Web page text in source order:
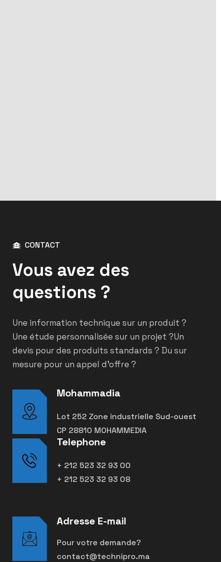
CONTACT
Vous avez des
questions ?
Une information technique sur un produit ?
Une étude personnalisée sur un projet ?Un
devis pour des produits standards ? Du sur
mesure pour un appel d’offre ?
Mohammadia
Lot 252 Zone industrielle Sud-ouest
CP 28810 MOHAMMEDIA
Telephone
+ 212 523 32 93 00
+ 212 523 32 93 08
Adresse E-mail
Pour votre demande?
contact@technipro.ma